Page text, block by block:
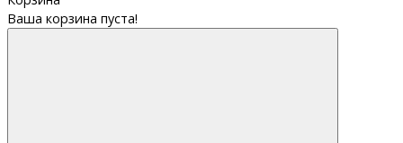
Ваша корзина пуста!